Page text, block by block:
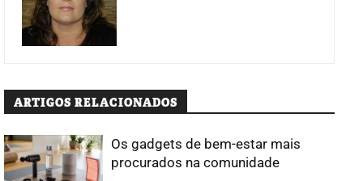
ARTIGOS RELACIONADOS
Os gadgets de bem-estar mais
procurados na comunidade